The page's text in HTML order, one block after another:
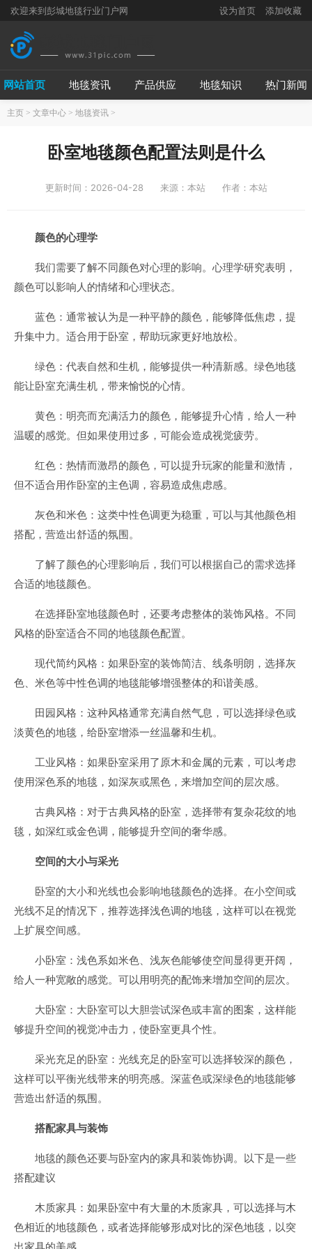
欢迎来到彭城地毯行业门户网 设为首页 添加收藏
网站首页 地毯资讯 产品供应 地毯知识 热门新闻
主页 > 文章中心 > 地毯资讯 >
卧室地毯颜色配置法则是什么
更新时间：2026-04-28 来源：本站 作者：本站
颜色的心理学
我们需要了解不同颜色对心理的影响。心理学研究表明，
颜色可以影响人的情绪和心理状态。
蓝色：通常被认为是一种平静的颜色，能够降低焦虑，提
升集中力。适合用于卧室，帮助玩家更好地放松。
绿色：代表自然和生机，能够提供一种清新感。绿色地毯
能让卧室充满生机，带来愉悦的心情。
黄色：明亮而充满活力的颜色，能够提升心情，给人一种
温暖的感觉。但如果使用过多，可能会造成视觉疲劳。
红色：热情而激昂的颜色，可以提升玩家的能量和激情，
但不适合用作卧室的主色调，容易造成焦虑感。
灰色和米色：这类中性色调更为稳重，可以与其他颜色相
搭配，营造出舒适的氛围。
了解了颜色的心理影响后，我们可以根据自己的需求选择
合适的地毯颜色。
在选择卧室地毯颜色时，还要考虑整体的装饰风格。不同
风格的卧室适合不同的地毯颜色配置。
现代简约风格：如果卧室的装饰简洁、线条明朗，选择灰
色、米色等中性色调的地毯能够增强整体的和谐美感。
田园风格：这种风格通常充满自然气息，可以选择绿色或
淡黄色的地毯，给卧室增添一丝温馨和生机。
工业风格：如果卧室采用了原木和金属的元素，可以考虑
使用深色系的地毯，如深灰或黑色，来增加空间的层次感。
古典风格：对于古典风格的卧室，选择带有复杂花纹的地
毯，如深红或金色调，能够提升空间的奢华感。
空间的大小与采光
卧室的大小和光线也会影响地毯颜色的选择。在小空间或
光线不足的情况下，推荐选择浅色调的地毯，这样可以在视觉
上扩展空间感。
小卧室：浅色系如米色、浅灰色能够使空间显得更开阔，
给人一种宽敞的感觉。可以用明亮的配饰来增加空间的层次。
大卧室：大卧室可以大胆尝试深色或丰富的图案，这样能
够提升空间的视觉冲击力，使卧室更具个性。
采光充足的卧室：光线充足的卧室可以选择较深的颜色，
这样可以平衡光线带来的明亮感。深蓝色或深绿色的地毯能够
营造出舒适的氛围。
搭配家具与装饰
地毯的颜色还要与卧室内的家具和装饰协调。以下是一些
搭配建议
木质家具：如果卧室中有大量的木质家具，可以选择与木
色相近的地毯颜色，或者选择能够形成对比的深色地毯，以突